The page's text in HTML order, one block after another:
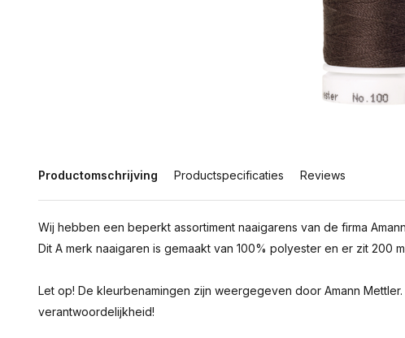
Productomschrijving Productspecificaties Reviews
Wij hebben een beperkt assortiment naaigarens van de firma
Dit A merk naaigaren is gemaakt van 100% polyester en er zit 200
Let op! De kleurbenamingen zijn weergegeven door Amann
verantwoordelijkheid!